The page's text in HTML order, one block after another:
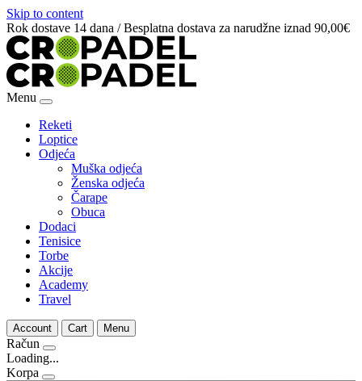
Skip to content
Rok dostave 14 dana / Besplatna dostava za narudžne iznad 90,00€
Menu
Reketi
Loptice
Odjeća
Muška odjeća
Ženska odjeća
Čarape
Obuca
Dodaci
Tenisice
Torbe
Akcije
Academy
Travel
Account Cart Menu
Račun
Loading...
Korpa